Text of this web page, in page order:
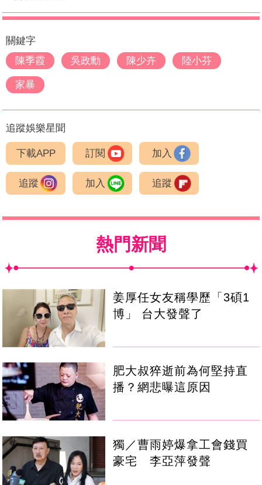
關鍵字
陳季霞
吳政勳 陳少卉 陸小芬
家暴
追蹤娛樂星聞
下載APP 訂閱 加入
追蹤 加入 追蹤
熱門新聞
姜厚任女友稱學歷「3碩1
博」 台大發聲了
肥大叔猝逝前為何堅持直
播？網悲曝這原因
獨／曹雨婷爆拿工會錢買
豪宅 李亞萍發聲